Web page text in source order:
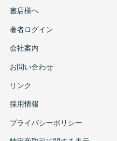
書店様へ
著者ログイン
会社案内
お問い合わせ
リンク
採用情報
プライバシーポリシー